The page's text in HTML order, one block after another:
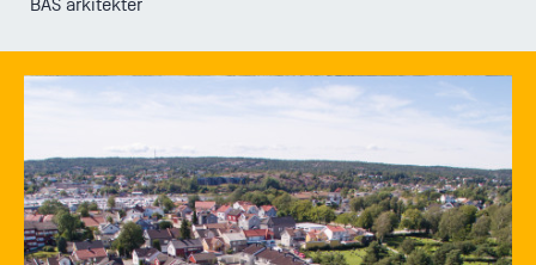
BAS arkitekter